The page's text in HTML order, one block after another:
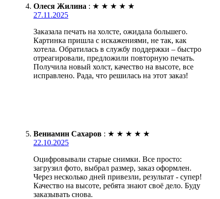
Олеся Жилина : ★ ★ ★ ★ ★
27.11.2025
Заказала печать на холсте, ожидала большего.
Картинка пришла с искажениями, не так, как
хотела. Обратилась в службу поддержки – быстро
отреагировали, предложили повторную печать.
Получила новый холст, качество на высоте, все
исправлено. Рада, что решилась на этот заказ!
Вениамин Сахаров : ★ ★ ★ ★ ★
22.10.2025
Оцифровывали старые снимки. Все просто:
загрузил фото, выбрал размер, заказ оформлен.
Через несколько дней привезли, результат - супер!
Качество на высоте, ребята знают своё дело. Буду
заказывать снова.